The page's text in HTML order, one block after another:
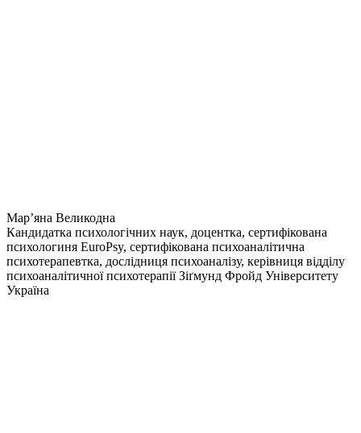
Мар’яна Великодна
Кандидатка психологічних наук, доцентка, сертифікована
психологиня EuroPsy, сертифікована психоаналітична
психотерапевтка, дослідниця психоаналізу, керівниця відділу
психоаналітичної психотерапії Зіґмунд Фройд Університету
Україна